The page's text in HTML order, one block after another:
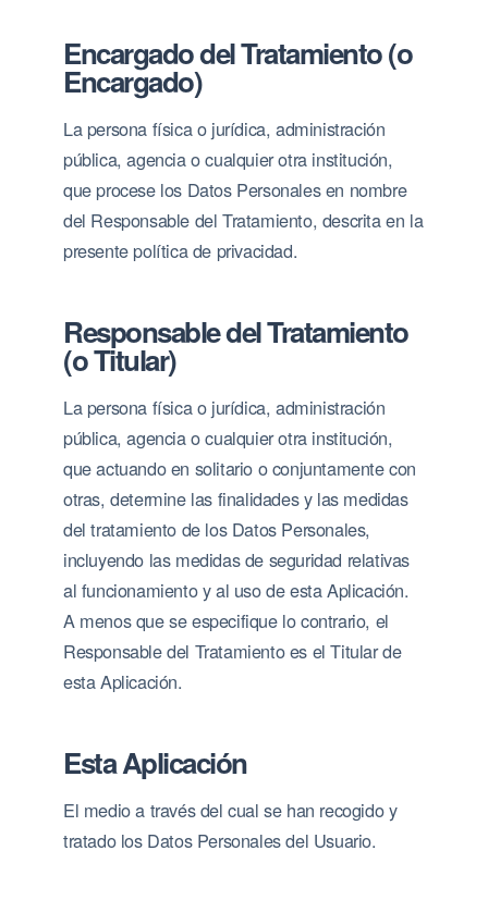
Encargado del Tratamiento (o
Encargado)
La persona física o jurídica, administración
pública, agencia o cualquier otra institución,
que procese los Datos Personales en nombre
del Responsable del Tratamiento, descrita en la
presente política de privacidad.
Responsable del Tratamiento
(o Titular)
La persona física o jurídica, administración
pública, agencia o cualquier otra institución,
que actuando en solitario o conjuntamente con
otras, determine las finalidades y las medidas
del tratamiento de los Datos Personales,
incluyendo las medidas de seguridad relativas
al funcionamiento y al uso de esta Aplicación.
A menos que se especifique lo contrario, el
Responsable del Tratamiento es el Titular de
esta Aplicación.
Esta Aplicación
El medio a través del cual se han recogido y
tratado los Datos Personales del Usuario.